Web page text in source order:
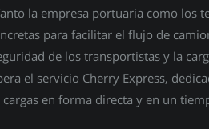
la empresa portuaria como los
para facilitar el flujo de
de los transportistas y la
el servicio Cherry Express,
cargas en forma directa y en un